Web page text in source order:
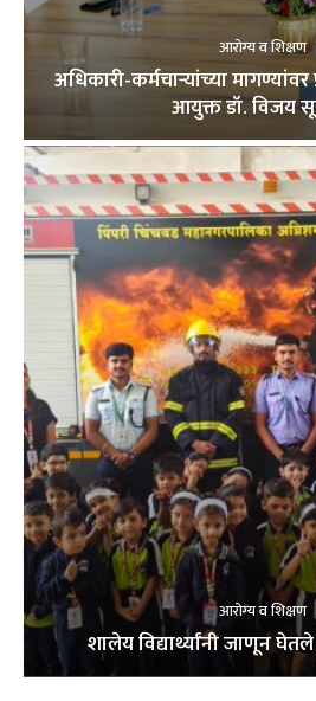
आरोग्य व शिक्षण
अधिकारी-कर्मचाऱ्यांच्या
आयुक्त डॉ. विजय
आरोग्य व शिक्षण
शालेय विद्यार्थ्यांनी जाणून घेतले